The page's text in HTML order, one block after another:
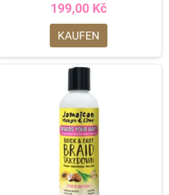
199,00 Kč
KAUFEN